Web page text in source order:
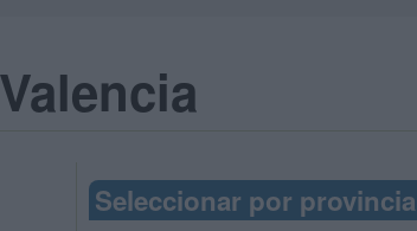
Seleccionar por provincia